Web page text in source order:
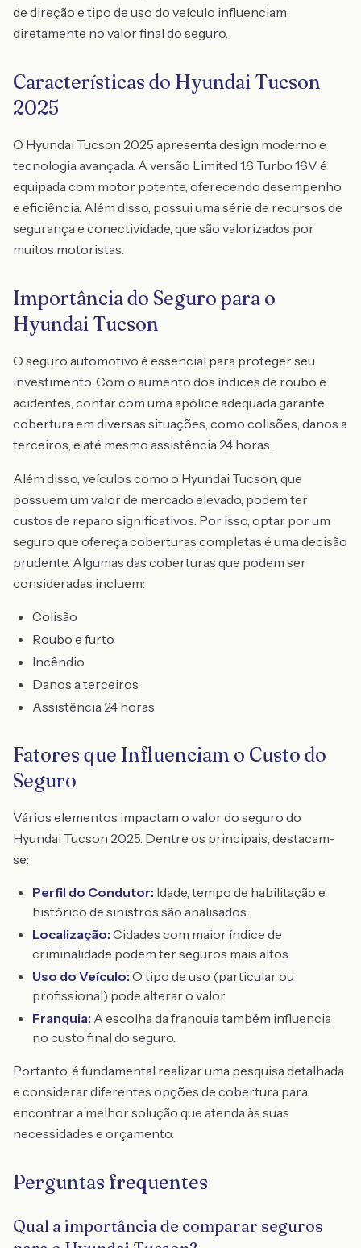
de direção e tipo de uso do veículo influenciam
diretamente no valor final do seguro.
Características do Hyundai Tucson
2025
O Hyundai Tucson 2025 apresenta design moderno e
tecnologia avançada. A versão Limited 1.6 Turbo 16V é
equipada com motor potente, oferecendo desempenho
e eficiência. Além disso, possui uma série de recursos de
segurança e conectividade, que são valorizados por
muitos motoristas.
Importância do Seguro para o
Hyundai Tucson
O seguro automotivo é essencial para proteger seu
investimento. Com o aumento dos índices de roubo e
acidentes, contar com uma apólice adequada garante
cobertura em diversas situações, como colisões, danos a
terceiros, e até mesmo assistência 24 horas.
Além disso, veículos como o Hyundai Tucson, que
possuem um valor de mercado elevado, podem ter
custos de reparo significativos. Por isso, optar por um
seguro que ofereça coberturas completas é uma decisão
prudente. Algumas das coberturas que podem ser
consideradas incluem:
Colisão
Roubo e furto
Incêndio
Danos a terceiros
Assistência 24 horas
Fatores que Influenciam o Custo do
Seguro
Vários elementos impactam o valor do seguro do
Hyundai Tucson 2025. Dentre os principais, destacam-
se:
Perfil do Condutor: Idade, tempo de habilitação e
histórico de sinistros são analisados.
Localização: Cidades com maior índice de
criminalidade podem ter seguros mais altos.
Uso do Veículo: O tipo de uso (particular ou
profissional) pode alterar o valor.
Franquia: A escolha da franquia também influencia
no custo final do seguro.
Portanto, é fundamental realizar uma pesquisa detalhada
e considerar diferentes opções de cobertura para
encontrar a melhor solução que atenda às suas
necessidades e orçamento.
Perguntas frequentes
Qual a importância de comparar seguros